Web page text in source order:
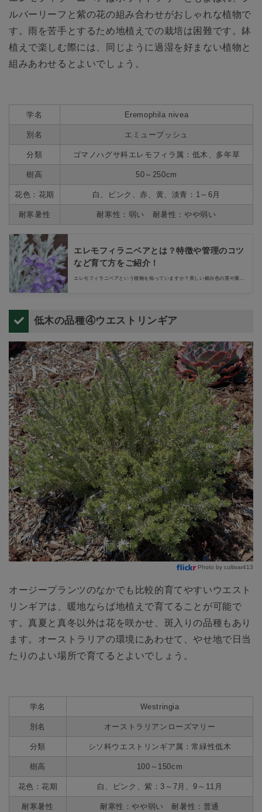
ルバーリーフと紫の花の組み合わせがおしゃれな植物で
す。雨を苦手とするため地植えでの栽培は困難です。鉢
植えで楽しむ際には、同じように過湿を好まない植物と
組みあわせるとよいでしょう。
学名 Eremophila nivea
別名 エミューブッシュ
分類 ゴマノハグサ科エレモフィラ属：低木、多年草
樹高 50～250cm
花色：花期 白、ピンク、赤、黄、淡青：1～6月
耐寒暑性 耐寒性：弱い 耐暑性：やや弱い
エレモフィラニベアとは？特徴や管理のコツ
など育て方をご紹介！
エレモフィラニベアという植物を知っていますか？美しい銀白色の茎や葉を
低木の品種④ウエストリンギア
Photo by cultivar413
オージープランツのなかでも比較的育てやすいウエスト
リンギアは、暖地ならば地植えで育てることが可能で
す。真夏と真冬以外は花を咲かせ、斑入りの品種もあり
ます。オーストラリアの環境にあわせて、やせ地で日当
たりのよい場所で育てるとよいでしょう。
学名 Westringia
別名 オーストラリアンローズマリー
分類 シソ科ウエストリンギア属：常緑性低木
樹高 100～150cm
花色：花期 白、ピンク、紫：3～7月、9～11月
耐寒暑性 耐寒性：やや弱い 耐暑性：普通